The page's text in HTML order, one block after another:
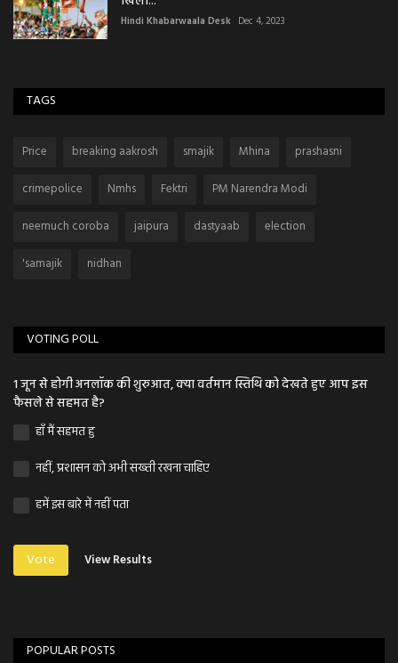
Hindi Khabarwaala Desk Dec 4, 2023
TAGS
Price breaking aakrosh smajik Mhina
prashasni
crimepolice
Nmhs Fektri
PM Narendra Modi
neemuch coroba
jaipura dastyaab
election
'samajik
nidhan
VOTING POLL
1 जून से होगी अनलॉक की शुरुआत, क्या वर्तमान स्तिथि को देखते हुए आप इस
फैसले से सहमत है?
हाँ मैं सहमत हु
नहीं, प्रशासन को अभी सख्ती रखना चाहिए
हमें इस बारे में नहीं पता
Vote View Results
POPULAR POSTS